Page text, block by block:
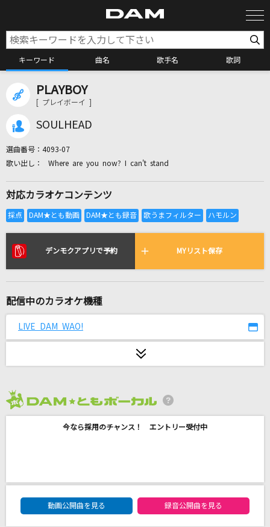
キーワード 曲名 歌手名 歌詞
全国りれき
リアルタイムで歌われている曲の一覧
ケセラセラ
花束
三代目 J SOUL BROTHERS from EXILE TRIBE
Perfume of love
PLAYBOY
[ プレイボーイ ]
SOULHEAD
選曲番号： 4093-07
Where are you now? I can't stand
対応カラオケコンテンツ
デンモクアプリで予約 MYリスト保存
配信中のカラオケ機種
LIVE DAM WAO!
今なら採用のチャンス！ エントリー受付中
DAM★ともボーカルエントリーランキング
動画公開曲を見る
録音公開曲を見る